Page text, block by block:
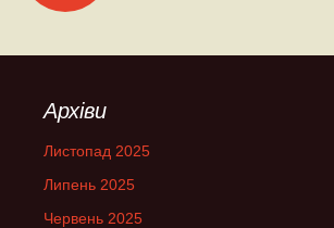
по
записах
Архіви
Листопад 2025
Липень 2025
Червень 2025